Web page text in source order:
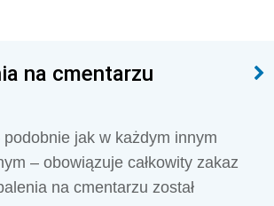
na cmentarzu
jak w każdym innym
– obowiązuje całkowity zakaz
na cmentarzu został